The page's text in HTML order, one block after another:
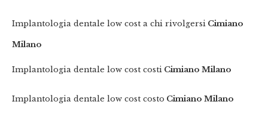
Implantologia dentale low cost a chi rivolgersi Cimiano
Milano
Implantologia dentale low cost costi Cimiano Milano
Implantologia dentale low cost costo Cimiano Milano